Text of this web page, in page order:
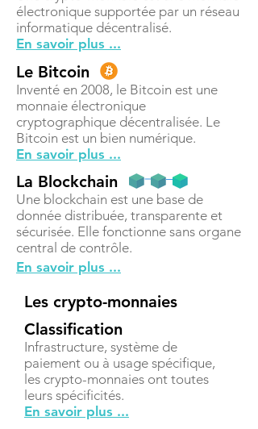
électronique supportée par un réseau
informatique décentralisé.
En savoir plus ...
Le Bitcoin
Inventé en 2008, le Bitcoin est une
monnaie électronique
cryptographique décentralisée. Le
Bitcoin est un bien numérique.
En savoir plus ...
La Blockchain
Une blockchain est une base de
donnée distribuée, transparente et
sécurisée. Elle fonctionne sans organe
central de contrôle.
En savoir plus ...
Les crypto-monnaies
Classification
Infrastructure, système de
paiement ou à usage spécifique,
les crypto-monnaies ont toutes
leurs spécificités.
En savoir plus ...